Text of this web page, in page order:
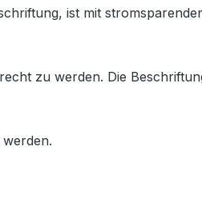
ist mit
zu werden. Die